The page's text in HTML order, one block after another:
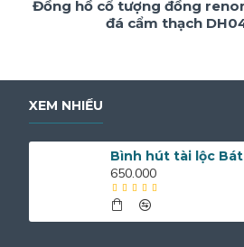
Đồng hồ cổ tượng đồng
đá cẩm thạch
XEM NHIỀU
650.000